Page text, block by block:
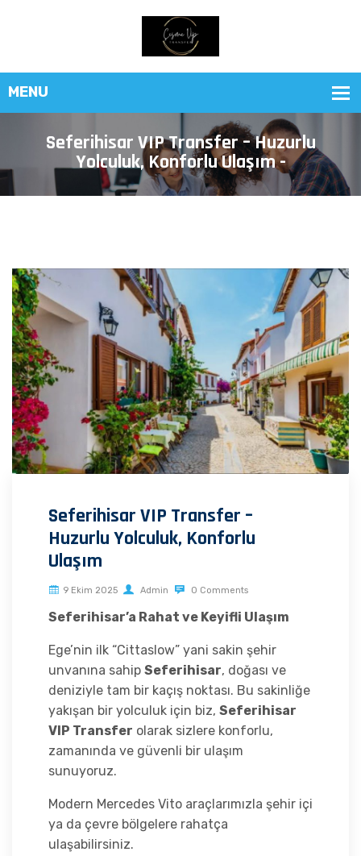
Seferihisar VIP Transfer – Huzurlu
Yolculuk, Konforlu Ulaşım -
Seferihisar VIP Transfer –
Huzurlu Yolculuk, Konforlu
Ulaşım
9 Ekim 2025 Admin 0 Comments
Seferihisar’a Rahat ve Keyifli Ulaşım
Ege’nin ilk “Cittaslow” yani sakin şehir
unvanına sahip Seferihisar, doğası ve
deniziyle tam bir kaçış noktası. Bu sakinliğe
yakışan bir yolculuk için biz, Seferihisar
VIP Transfer olarak sizlere konforlu,
zamanında ve güvenli bir ulaşım
sunuyoruz.
Modern Mercedes Vito araçlarımızla şehir içi
ya da çevre bölgelere rahatça
ulaşabilirsiniz.